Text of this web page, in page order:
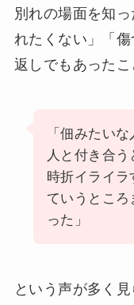
別れの場面を知
れたくない」「
返しでもあった
「佃みたい
人と付き合
時折イライラ
ていうとこ
った」
という声が多く